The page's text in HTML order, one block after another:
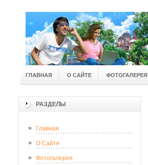
ГЛАВНАЯ О САЙТЕ ФОТОГАЛЕРЕЯ
РАЗДЕЛЫ
Главная
О Сайте
Фотогалерея